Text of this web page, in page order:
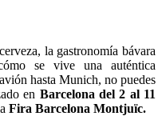
la gastronomía bávara
se vive una auténtica
hasta Munich, no puedes
en Barcelona del 2 al 11
Fira Barcelona Montjuïc.